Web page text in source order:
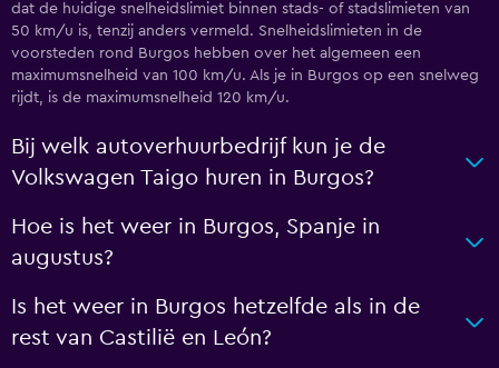
dat de huidige snelheidslimiet binnen stads- of stadslimieten van
50 km/u is, tenzij anders vermeld. Snelheidslimieten in de
voorsteden rond Burgos hebben over het algemeen een
maximumsnelheid van 100 km/u. Als je in Burgos op een snelweg
rijdt, is de maximumsnelheid 120 km/u.
Bij welk autoverhuurbedrijf kun je de
Volkswagen Taigo huren in Burgos?
Hoe is het weer in Burgos, Spanje in
augustus?
Is het weer in Burgos hetzelfde als in de
rest van Castilië en León?